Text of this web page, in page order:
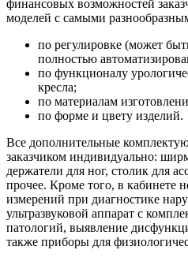
финансовых возможностей
моделей с самыми
по регулировке (может
полностью
по функционалу
кресла;
по материалам
по форме и цвету изделий.
Все дополнительные
заказчиком индивидуально:
держатели для ног, столик для
прочее. Кроме того, в кабинете
измерений при диагностике
ультразвуковой аппарат с
патологий, выявление
также приборы для